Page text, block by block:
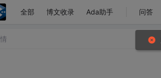
全部 博文收录 Ada助手 问答